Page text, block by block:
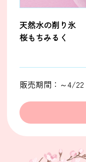
天然水の削り氷
桜もちみるく
販売期間：～4/22